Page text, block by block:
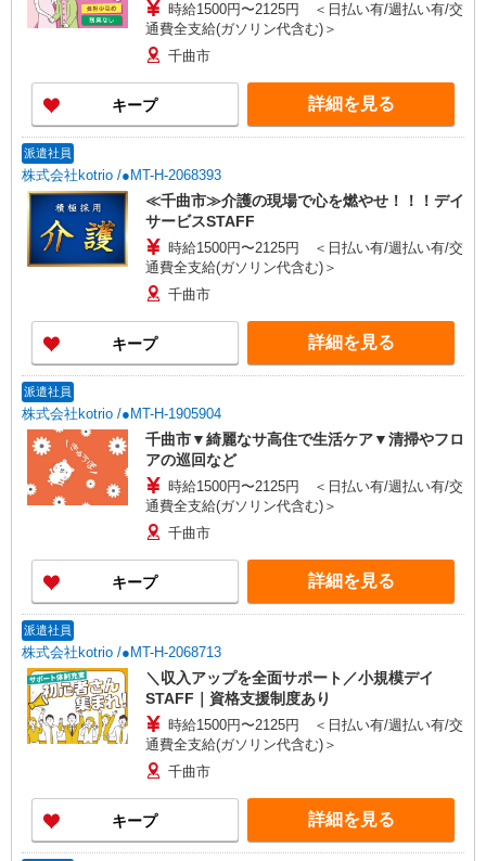
時給1500円〜2125円 ＜日払い有/週払い有/交
通費全支給(ガソリン代含む)＞
千曲市
キープ 詳細を見る
派遣社員
株式会社kotrio /●MT-H-2068393
≪千曲市≫介護の現場で心を燃やせ！！！デイ
サービスSTAFF
時給1500円〜2125円 ＜日払い有/週払い有/交
通費全支給(ガソリン代含む)＞
千曲市
キープ 詳細を見る
派遣社員
株式会社kotrio /●MT-H-1905904
千曲市▼綺麗なサ高住で生活ケア▼清掃やフロ
アの巡回など
時給1500円〜2125円 ＜日払い有/週払い有/交
通費全支給(ガソリン代含む)＞
千曲市
キープ 詳細を見る
派遣社員
株式会社kotrio /●MT-H-2068713
＼収入アップを全面サポート／小規模デイ
STAFF｜資格支援制度あり
時給1500円〜2125円 ＜日払い有/週払い有/交
通費全支給(ガソリン代含む)＞
千曲市
キープ 詳細を見る